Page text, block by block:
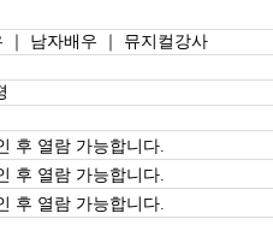
｜ 남자배우 ｜ 뮤지컬강사
후 열람 가능합니다.
후 열람 가능합니다.
후 열람 가능합니다.